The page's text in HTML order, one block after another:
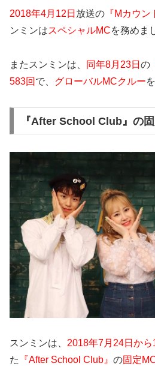
2018年4月12日 放送の 『Mカウ
ンミンはスペシャルMCを務めま
またスンミンは、 同年8月23日 の
583回 で、 グローバルMCクルー
『After School Club』の
スンミンは、 2018年7月24日か
た
『After School Club』 の固定